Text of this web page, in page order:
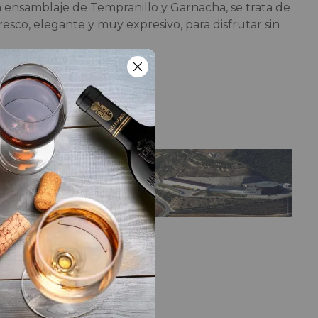
de Tempranillo y Garnacha, se trata de
elegante y muy expresivo, para disfrutar sin
LA BODEGA
Bodega
Bodega Viña Real